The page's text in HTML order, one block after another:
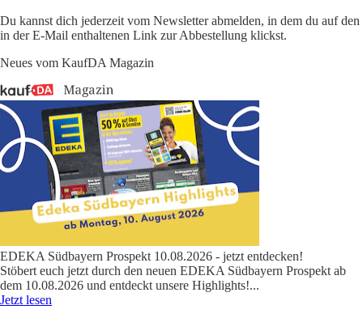
Du kannst dich jederzeit vom Newsletter abmelden, in dem du auf den
in der E-Mail enthaltenen Link zur Abbestellung klickst.
Neues vom KaufDA Magazin
EDEKA Südbayern Prospekt 10.08.2026 - jetzt entdecken!
Stöbert euch jetzt durch den neuen EDEKA Südbayern Prospekt ab
dem 10.08.2026 und entdeckt unsere Highlights!...
Jetzt lesen